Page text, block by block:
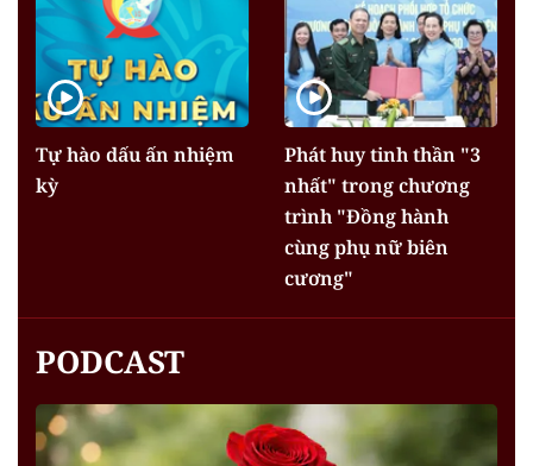
Tự hào dấu ấn nhiệm
kỳ
Phát huy tinh thần "3
nhất" trong chương
trình "Đồng hành
cùng phụ nữ biên
cương"
PODCAST